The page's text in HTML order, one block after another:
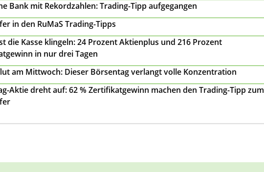
Bank mit Rekordzahlen: Trading-Tipp aufgegangen
in den RuMaS Trading-Tipps
die Kasse klingeln: 24 Prozent Aktienplus und 216 Prozent
in nur drei Tagen
am Mittwoch: Dieser Börsentag verlangt volle Konzentration
Aktie dreht auf: 62 % Zertifikatgewinn machen den Trading-Tipp zum